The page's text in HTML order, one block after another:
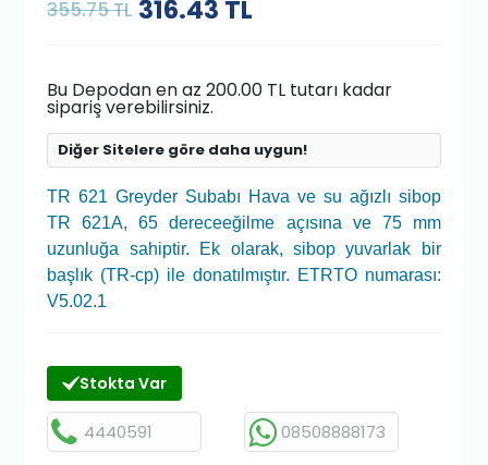
355.75 TL 316.43 TL
Bu Depodan en az 200.00 TL tutarı kadar
sipariş verebilirsiniz.
Diğer Sitelere göre daha uygun!
TR 621 Greyder Subabı Hava ve su ağızlı sibop
TR 621A, 65 dereceeğilme açısına ve 75 mm
uzunluğa sahiptir. Ek olarak, sibop yuvarlak bir
başlık (TR-cp) ile donatılmıştır. ETRTO numarası:
V5.02.1
Stokta Var
4440591 08508888173